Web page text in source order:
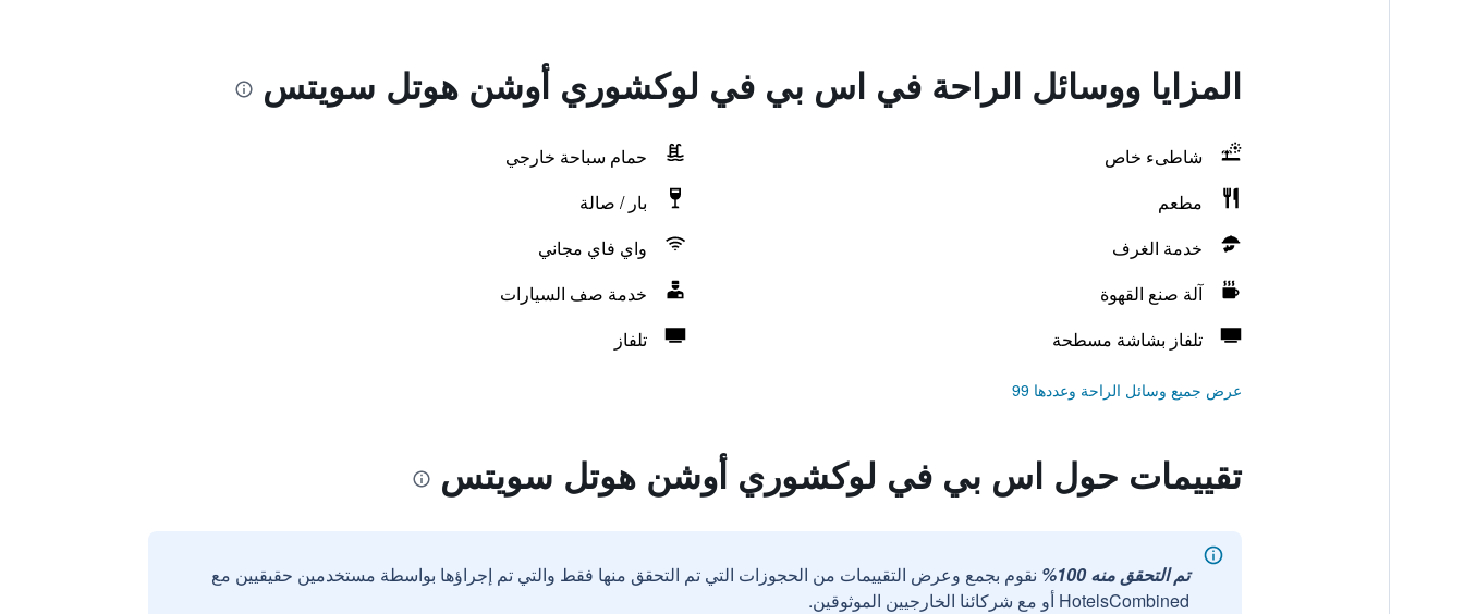
المزايا ووسائل الراحة في اس بي في لوكشوري أوشن هوتل سويتس
شاطىء خاص
حمام سباحة خارجي
مطعم
بار / صالة
خدمة الغرف
واي فاي مجاني
آلة صنع القهوة
خدمة صف السيارات
تلفاز بشاشة مسطحة
تلفاز
عرض جميع وسائل الراحة وعددها 99
تقييمات حول اس بي في لوكشوري أوشن هوتل سويتس
تم التحقق منه 100%
نقوم بجمع وعرض التقييمات من الحجوزات التي تم التحقق منها فقط والتي تم إجراؤها بواسطة مستخدمين حقيقيين مع
HotelsCombined أو مع شركائنا الخارجيين الموثوقين.